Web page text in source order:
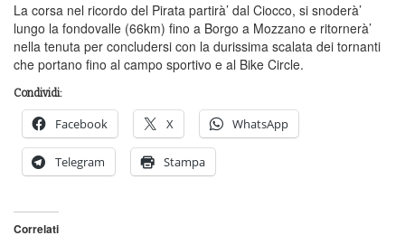
La corsa nel ricordo del Pirata partirà’ dal Ciocco, si snoderà’
lungo la fondovalle (66km) fino a Borgo a Mozzano e ritornerà’
nella tenuta per concludersi con la durissima scalata dei tornanti
che portano fino al campo sportivo e al Bike Circle.
Condividi:
Facebook X WhatsApp
Telegram Stampa
Correlati